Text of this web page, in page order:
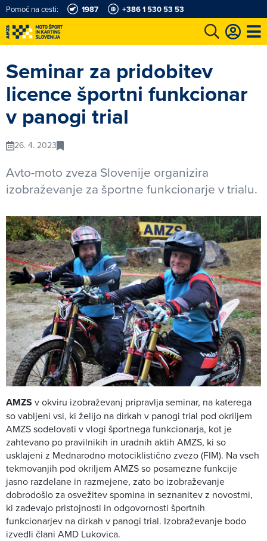
Pomoč na cesti: 1987 +386 1 530 53 53
Seminar za pridobitev
licence športni funkcionar
v panogi trial
26. 4. 2023
Avto-moto zveza Slovenije organizira
izobraževanje za športne funkcionarje v trialu.
AMZS v okviru izobraževanj pripravlja seminar, na katerega
so vabljeni vsi, ki želijo na dirkah v panogi trial pod okriljem
AMZS sodelovati v vlogi športnega funkcionarja, kot je
zahtevano po pravilnikih in uradnih aktih AMZS, ki so
usklajeni z Mednarodno motociklistično zvezo (FIM). Na vseh
tekmovanjih pod okriljem AMZS so posamezne funkcije
jasno razdelane in razmejene, zato bo izobraževanje
dobrodošlo za osvežitev spomina in seznanitev z novostmi,
ki zadevajo pristojnosti in odgovornosti športnih
funkcionarjev na dirkah v panogi trial. Izobraževanje bodo
izvedli člani AMD Lukovica.